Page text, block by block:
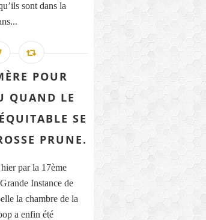
sont dans la
POUR
QUAND LE
SE
PRUNE.
par la 17ème
Instance de
la chambre de la
a enfin été